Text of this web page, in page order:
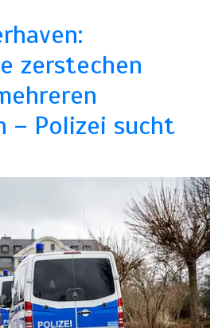
zerstechen
– Polizei sucht